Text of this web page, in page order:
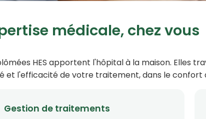
médicale, chez vous
HES apportent l'hôpital à la maison. Elles
et l'efficacité de votre traitement, dans le confort
Gestion de traitements